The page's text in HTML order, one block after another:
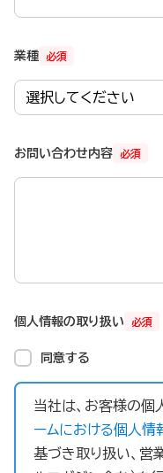
必須
業種
必須
お問い合わせ内容
必須
個人情報の取り扱い
同意する
当社は、お客様の個
ームにおける個人情
基づき取り扱い、営